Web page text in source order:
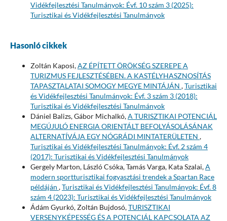
Vidékfejlesztési Tanulmányok: Évf. 10 szám 3 (2025):
Turisztikai és Vidékfejlesztési Tanulmányok
Hasonló cikkek
Zoltán Kaposi,AZ ÉPÍTETT ÖRÖKSÉG SZEREPE A
TURIZMUS FEJLESZTÉSÉBEN. A KASTÉLYHASZNOSÍTÁS
TAPASZTALATAI SOMOGY MEGYE MINTÁJÁN ,Turisztikai
és Vidékfejlesztési Tanulmányok: Évf. 3 szám 3 (2018):
Turisztikai és Vidékfejlesztési Tanulmányok
Dániel Balizs, Gábor Michalkó,A TURISZTIKAI POTENCIÁL
MEGÚJULÓ ENERGIA ORIENTÁLT BEFOLYÁSOLÁSÁNAK
ALTERNATÍVÁJA EGY NÓGRÁDI MINTATERÜLETEN ,
Turisztikai és Vidékfejlesztési Tanulmányok: Évf. 2 szám 4
(2017): Turisztikai és Vidékfejlesztési Tanulmányok
Gergely Marton, László Csóka, Tamás Varga, Kata Szalai,A
modern sportturisztikai fogyasztási trendek a Spartan Race
példáján ,Turisztikai és Vidékfejlesztési Tanulmányok: Évf. 8
szám 4 (2023): Turisztikai és Vidékfejlesztési Tanulmányok
Ádám Gyurkó, Zoltán Bujdosó,TURISZTIKAI
VERSENYKÉPESSÉG ÉS A POTENCIÁL KAPCSOLATA AZ